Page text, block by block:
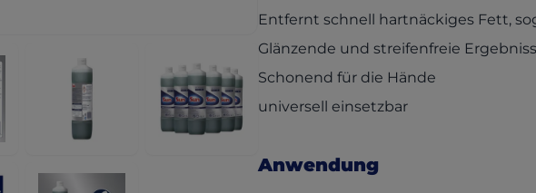
Entfernt schnell hartnäckiges Fett,
Glänzende und streifenfreie
Schonend für die Hände
universell einsetzbar
Anwendung